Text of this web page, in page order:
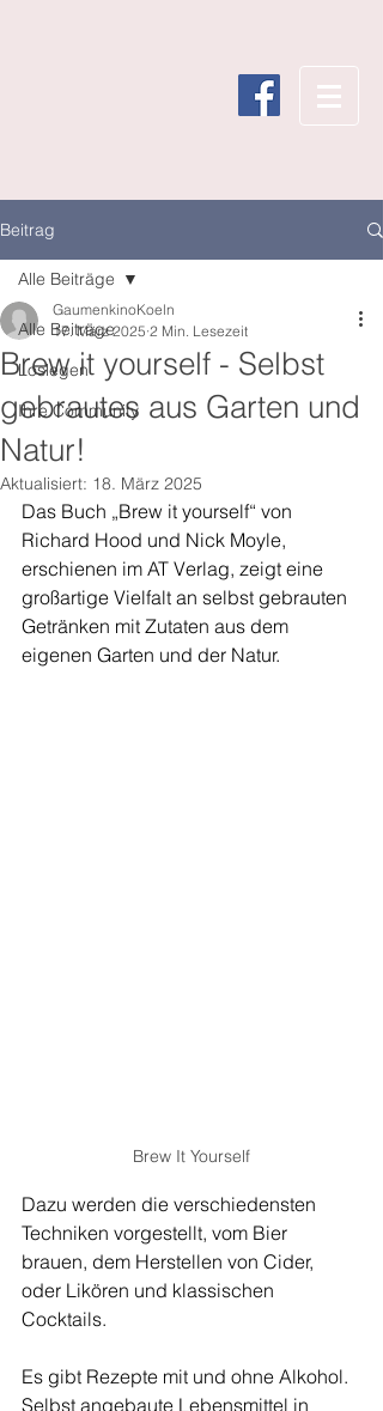
Beitrag
Alle Beiträge
Loslegen
Ihre Community
Alle Beiträge
Brew it yourself - Selbst
gebrautes aus Garten und
Natur!
GaumenkinoKoeln
17. März 2025 2 Min. Lesezeit
Aktualisiert: 18. März 2025
Das Buch „Brew it yourself“ von
Richard Hood und Nick Moyle,
erschienen im AT Verlag, zeigt eine
großartige Vielfalt an selbst gebrauten
Getränken mit Zutaten aus dem
eigenen Garten und der Natur.
Brew It Yourself
Dazu werden die verschiedensten
Techniken vorgestellt, vom Bier
brauen, dem Herstellen von Cider,
oder Likören und klassischen
Cocktails.
Es gibt Rezepte mit und ohne Alkohol.
Selbst angebaute Lebensmittel in